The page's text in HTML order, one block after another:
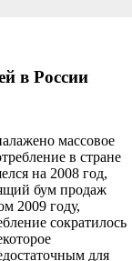
в России
массовое
в стране
на 2008 год,
бум продаж
2009 году,
сократилось
для